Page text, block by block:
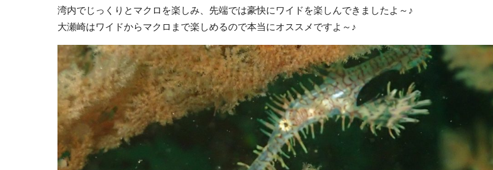
湾内でじっくりとマクロを楽しみ、先端では豪快にワイドを楽しんできましたよ～♪
大瀬崎はワイドからマクロまで楽しめるので本当にオススメですよ～♪